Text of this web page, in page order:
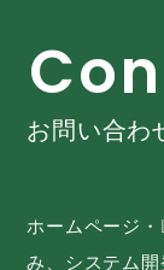
Con
お問い合わ
ホームページ
み、システム